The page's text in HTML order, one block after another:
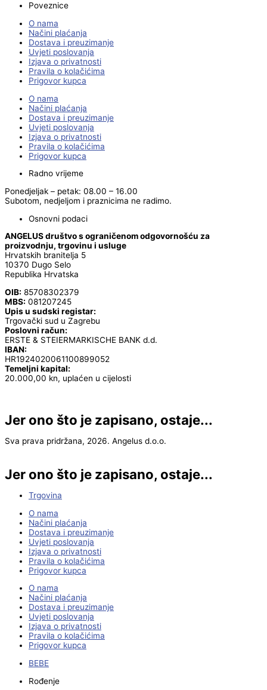
Poveznice
O nama
Načini plaćanja
Dostava i preuzimanje
Uvjeti poslovanja
Izjava o privatnosti
Pravila o kolačićima
Prigovor kupca
O nama
Načini plaćanja
Dostava i preuzimanje
Uvjeti poslovanja
Izjava o privatnosti
Pravila o kolačićima
Prigovor kupca
Radno vrijeme
Ponedjeljak – petak: 08.00 – 16.00
Subotom, nedjeljom i praznicima ne radimo.
Osnovni podaci
ANGELUS društvo s ograničenom odgovornošću za
proizvodnju, trgovinu i usluge
Hrvatskih branitelja 5
10370 Dugo Selo
Republika Hrvatska
OIB: 85708302379
MBS: 081207245
Upis u sudski registar:
Trgovački sud u Zagrebu
Poslovni račun:
ERSTE & STEIERMARKISCHE BANK d.d.
IBAN:
HR1924020061100899052
Temeljni kapital:
20.000,00 kn, uplaćen u cijelosti
Jer ono što je zapisano, ostaje...
Sva prava pridržana, 2026. Angelus d.o.o.
Jer ono što je zapisano, ostaje...
Trgovina
O nama
Načini plaćanja
Dostava i preuzimanje
Uvjeti poslovanja
Izjava o privatnosti
Pravila o kolačićima
Prigovor kupca
O nama
Načini plaćanja
Dostava i preuzimanje
Uvjeti poslovanja
Izjava o privatnosti
Pravila o kolačićima
Prigovor kupca
BEBE
Rođenje